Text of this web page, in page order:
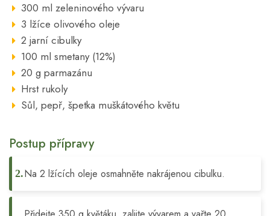
300 ml zeleninového vývaru
3 lžíce olivového oleje
2 jarní cibulky
100 ml smetany (12%)
20 g parmazánu
Hrst rukoly
Sůl, pepř, špetka muškátového květu
Postup přípravy
Na 2 lžících oleje osmahněte nakrájenou cibulku.